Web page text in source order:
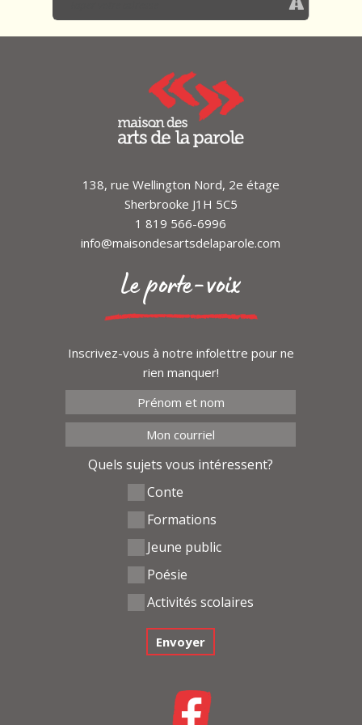
138, rue Wellington Nord, 2e étage
Sherbrooke J1H 5C5
1 819 566-6996
info@maisondesartsdelaparole.com
Le porte-voix
Inscrivez-vous à notre infolettre pour ne
rien manquer!
Quels sujets vous intéressent?
Conte
Formations
Jeune public
Poésie
Activités scolaires